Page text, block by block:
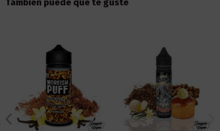
También puede que te guste